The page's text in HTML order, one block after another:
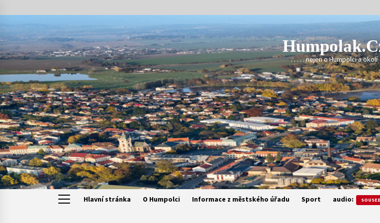
to
. . . . . nejen o Humpolci a okolí
Hlavní stránka O Humpolci Informace z městského úřadu Sport audio: